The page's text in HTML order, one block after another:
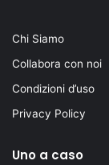
Chi Siamo
Collabora con noi
Condizioni d’uso
Privacy Policy
Uno a caso